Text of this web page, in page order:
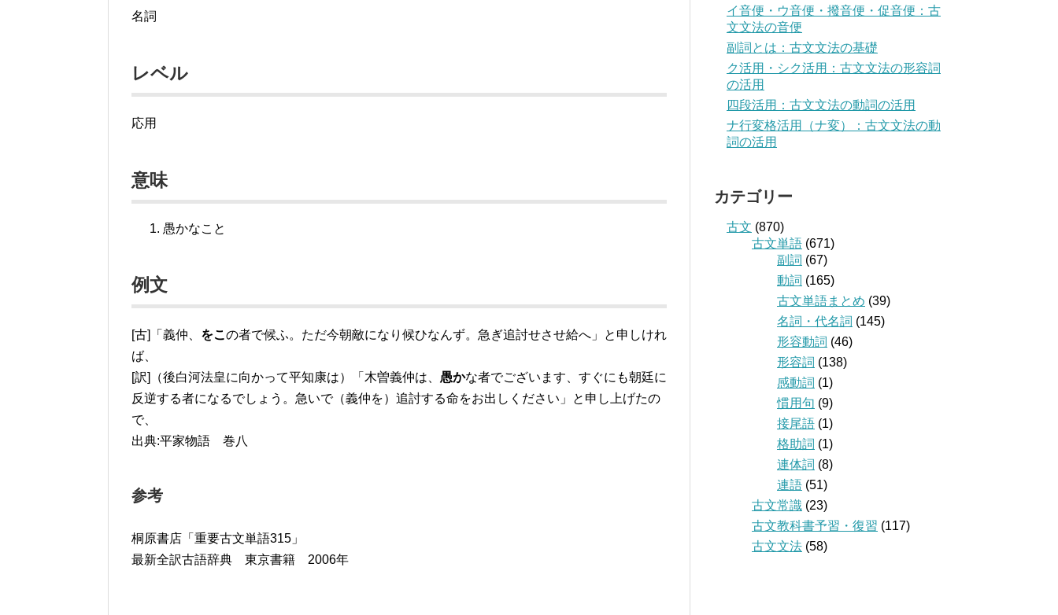
名詞
レベル
応用
意味
愚かなこと
例文
[古]「義仲、 をこ の者で候ふ。ただ今朝敵になり候ひなんず。急ぎ追討せさせ給へ」と申しけれ
ば、
[訳]（後白河法皇に向かって平知康は）「木曽義仲は、 愚かな者でございます、すぐにも朝廷に
反逆する者になるでしょう。急いで（義仲を）追討する命をお出しください」と申し上げたの
で、
出典:平家物語 巻八
参考
桐原書店「重要古文単語315」
最新全訳古語辞典 東京書籍 2006年
イ音便・ウ音便・撥音便・促音便：古
文文法の音便
副詞とは：古文文法の基礎
ク活用・シク活用：古文文法の形容詞
の活用
四段活用：古文文法の動詞の活用
ナ行変格活用（ナ変）：古文文法の動
詞の活用
カテゴリー
古文 (870)
古文単語 (671)
副詞 (67)
動詞 (165)
古文単語まとめ (39)
名詞・代名詞 (145)
形容動詞 (46)
形容詞 (138)
感動詞 (1)
慣用句 (9)
接尾語 (1)
格助詞 (1)
連体詞 (8)
連語 (51)
古文常識 (23)
古文教科書予習・復習 (117)
古文文法 (58)